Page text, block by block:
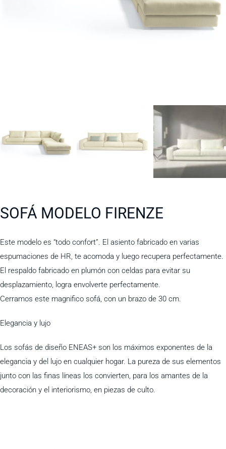
SOFÁ MODELO FIRENZE
Este modelo es “todo confort”. El asiento fabricado en varias
espumaciones de HR, te acomoda y luego recupera perfectamente.
El respaldo fabricado en plumón con celdas para evitar su
desplazamiento, logra envolverte perfectamente.
Cerramos este magnifico sofá, con un brazo de 30 cm.
Elegancia y lujo
Los sofás de diseño ENEAS+ son los máximos exponentes de la
elegancia y del lujo en cualquier hogar. La pureza de sus elementos
junto con las finas líneas los convierten, para los amantes de la
decoración y el interiorismo, en piezas de culto.